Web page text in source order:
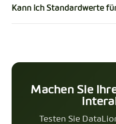
Kann ich Standardwerte
Machen Sie
Testen Sie